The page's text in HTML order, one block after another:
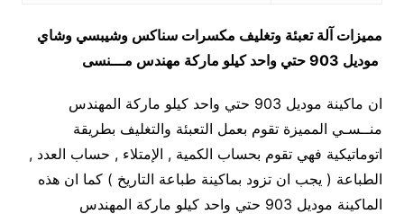
مميزات آلة تعبئة وتغليف مكسرات سناكس وشيبسي وشاي
موديل 903 حتي واحد كيلو ماركة مهندس مـــنسى
ان ماكينة موديل 903 حتي واحد كيلو ماركة المهندس
منــسـي المميزة تقوم بعمل التعبئة والتغليف بطريقة
اتوماتيكية فهي تقوم بحساب الكمية , الإمتلاء , حساب العدد ,
الطباعة ( يجب ان تزود بماكينة طباعة التاريخ ) كما ان هذه
الماكينة موديل 903 حتي واحد كيلو ماركة المهندس